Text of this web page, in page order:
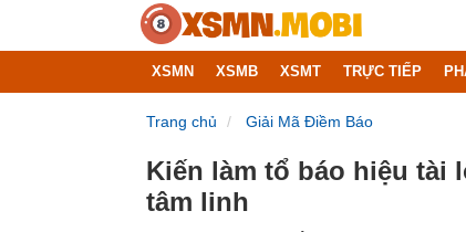
XSMN XSMB XSMT TRỰC TIẾP
Trang chủ Giải Mã Điềm Báo
Kiến làm tổ báo hiệu tài
tâm linh